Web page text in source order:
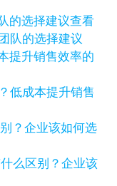
查看
队的选择建议
低成本提升销售
么区别？企业该